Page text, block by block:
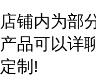
店铺内为部
产品可以详
定制!